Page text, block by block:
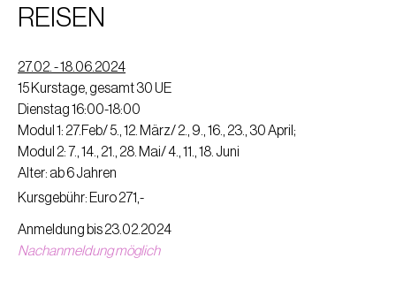
REISEN
27.02. - 18.06.2024
15 Kurstage, gesamt 30 UE
Dienstag 16:00-18:00
Modul 1: 27.Feb/ 5., 12. März/ 2., 9., 16., 23., 30 April;
Modul 2: 7., 14., 21., 28. Mai/ 4., 11., 18. Juni
Alter: ab 6 Jahren
Kursgebühr: Euro 271,-
Anmeldung bis 23.02.2024
Nachanmeldung möglich